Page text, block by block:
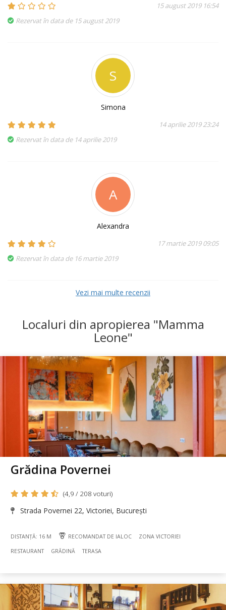
15 august 2019 16:54
Rezervat în data de 15 august 2019
S
Simona
14 aprilie 2019 23:24
Rezervat în data de 14 aprilie 2019
A
Alexandra
17 martie 2019 09:05
Rezervat în data de 16 martie 2019
Vezi mai multe recenzii
Localuri din apropierea "Mamma
Leone"
Grădina Povernei
(4,9 / 208 voturi)
Strada Povernei 22, Victoriei, București
DISTANȚĂ: 16 M RECOMANDAT DE IALOC ZONA VICTORIEI
RESTAURANT GRĂDINĂ TERASA